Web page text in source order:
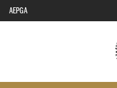
AEPGA